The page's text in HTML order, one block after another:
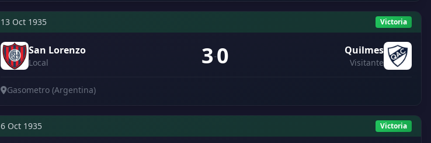
13 Oct 1935 Victoria
San Lorenzo
Local 3-0 Quilmes
Visitante
Gasometro (Argentina)
6 Oct 1935 Victoria